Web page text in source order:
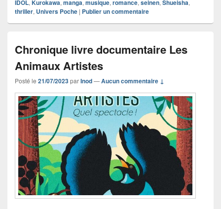
IDOL, Kurokawa, manga, musique, romance, seinen, Shueisha,
thriller, Univers Poche | Publier un commentaire
Chronique livre documentaire Les
Animaux Artistes
Posté le 21/07/2023parInod—Aucun commentaire ↓